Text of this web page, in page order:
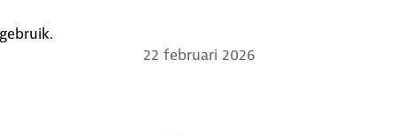
22 februari 2026